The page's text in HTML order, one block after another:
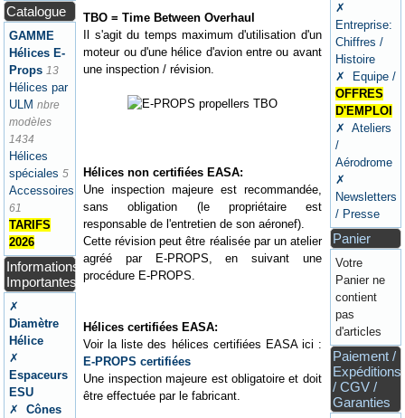
Catalogue
GAMME
Hélices E-
Props 13
Hélices par
ULM nbre
modèles
1434
Hélices
spéciales 5
Accessoires
61
TARIFS
2026
Informations
Importantes
✗
Diamètre
Hélice
✗
Espaceurs
ESU
✗
Cônes
TBO = Time Between Overhaul
Il s'agit du temps maximum d'utilisation d'un
moteur ou d'une hélice d'avion entre ou avant
une inspection / révision.
Hélices non certifiées EASA:
Une inspection majeure est recommandée,
sans obligation (le propriétaire est
responsable de l'entretien de son aéronef).
Cette révision peut être réalisée par un atelier
agréé par E-PROPS, en suivant une
procédure E-PROPS.
Hélices certifiées EASA:
Voir la liste des hélices certifiées EASA ici :
E-PROPS certifiées
Une inspection majeure est obligatoire et doit
être effectuée par le fabricant.
✗
Entreprise:
Chiffres /
Histoire
✗ Equipe /
OFFRES
D'EMPLOI
✗ Ateliers
/
Aérodrome
✗
Newsletters
/ Presse
Panier
Votre
Panier ne
contient
pas
d'articles
Paiement /
Expéditions
/ CGV /
Garanties